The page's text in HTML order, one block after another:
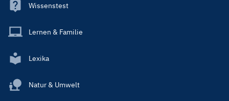
Wissenstest
Lernen & Familie
Lexika
Natur & Umwelt